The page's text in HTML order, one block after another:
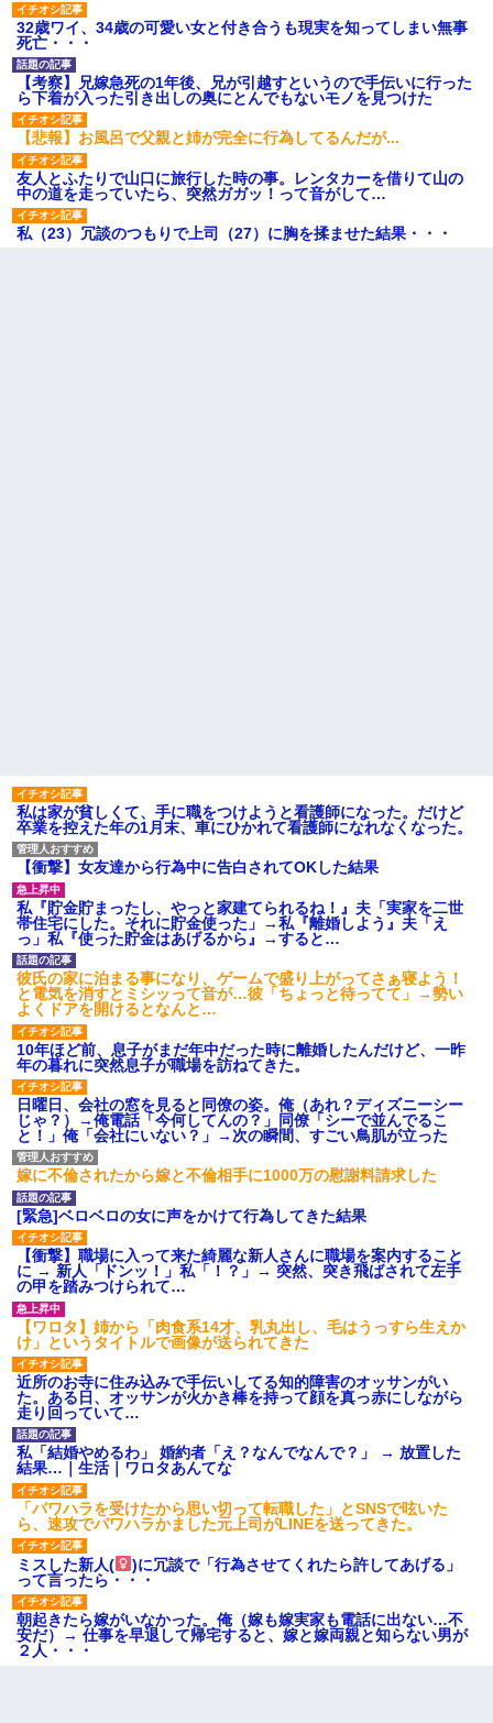
32歳ワイ、34歳の可愛い女と付き合うも現実を知ってしまい無事
死亡・・・
【考察】兄嫁急死の1年後、兄が引越すというので手伝いに行った
ら下着が入った引き出しの奥にとんでもないモノを見つけた
【悲報】お風呂で父親と姉が完全に行為してるんだが...
友人とふたりで山口に旅行した時の事。レンタカーを借りて山の
中の道を走っていたら、突然ガガッ！って音がして…
私（23）冗談のつもりで上司（27）に胸を揉ませた結果・・・
私は家が貧しくて、手に職をつけようと看護師になった。だけど
卒業を控えた年の1月末、車にひかれて看護師になれなくなった。
【衝撃】女友達から行為中に告白されてOKした結果
私『貯金貯まったし、やっと家建てられるね！』夫「実家を二世
帯住宅にした。それに貯金使った」→私『離婚しよう』夫「え
っ」私『使った貯金はあげるから』→すると…
彼氏の家に泊まる事になり、ゲームで盛り上がってさぁ寝よう！
と電気を消すとミシッって音が…彼「ちょっと待ってて」→勢い
よくドアを開けるとなんと…
10年ほど前、息子がまだ年中だった時に離婚したんだけど、一昨
年の暮れに突然息子が職場を訪ねてきた。
日曜日、会社の窓を見ると同僚の姿。俺（あれ？ディズニーシー
じゃ？）→俺電話「今何してんの？」同僚「シーで並んでるこ
と！」俺「会社にいない？」→次の瞬間、すごい鳥肌が立った
嫁に不倫されたから嫁と不倫相手に1000万の慰謝料請求した
[緊急]ベロベロの女に声をかけて行為してきた結果
【衝撃】職場に入って来た綺麗な新人さんに職場を案内すること
に → 新人「ドンッ！」私「！？」→ 突然、突き飛ばされて左手
の甲を踏みつけられて…
【ワロタ】姉から「肉食系14才、乳丸出し、毛はうっすら生えか
け」というタイトルで画像が送られてきた
近所のお寺に住み込みで手伝いしてる知的障害のオッサンがい
た。ある日、オッサンが火かき棒を持って顔を真っ赤にしながら
走り回っていて…
私「結婚やめるわ」 婚約者「え？なんでなんで？」 → 放置した
結果…｜生活｜ワロタあんてな
「パワハラを受けたから思い切って転職した」とSNSで呟いた
ら、速攻でパワハラかました元上司がLINEを送ってきた。
ミスした新人(
)に冗談で「行為させてくれたら許してあげる」
って言ったら・・・
朝起きたら嫁がいなかった。俺（嫁も嫁実家も電話に出ない…不
安だ）→ 仕事を早退して帰宅すると、嫁と嫁両親と知らない男が
２人・・・